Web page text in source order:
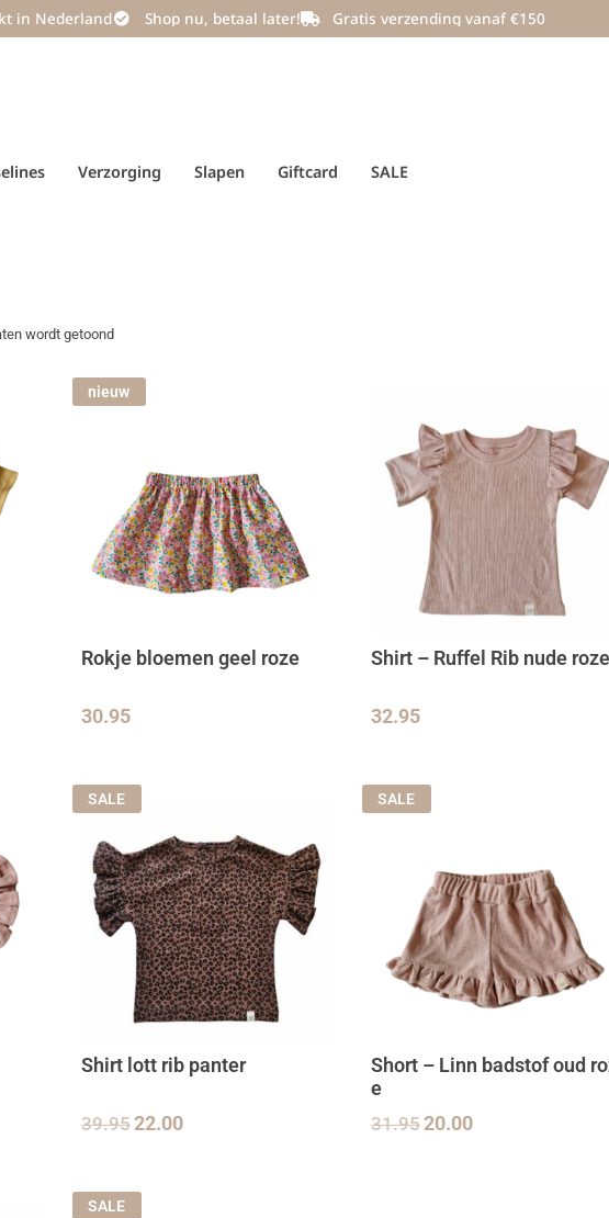
in Nederland Shop nu, betaal later! Gratis verzending vanaf €150
Verzorging Slapen Giftcard SALE
wordt getoond
nieuw
Rokje bloemen geel roze
30.95
Shirt – Ruffel Rib nude roze
32.95
SALE
Shirt lott rib panter
39.9522.00
SALE
Short – Linn badstof oud
e
31.9520.00
SALE